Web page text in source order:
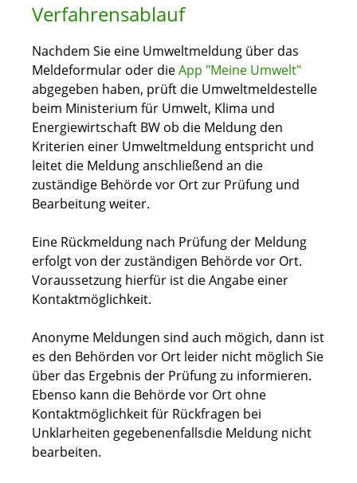
Verfahrensablauf
Nachdem Sie eine Umweltmeldung über das
Meldeformular oder dieApp "Meine Umwelt"
abgegeben haben, prüft die Umweltmeldestelle
beim Ministerium für Umwelt, Klima und
Energiewirtschaft BW ob die Meldung den
Kriterien einer Umweltmeldung entspricht und
leitet die Meldung anschließend an die
zuständige Behörde vor Ort zur Prüfung und
Bearbeitung weiter.
Eine Rückmeldung nach Prüfung der Meldung
erfolgt von der zuständigen Behörde vor Ort.
Voraussetzung hierfür ist die Angabe einer
Kontaktmöglichkeit.
Anonyme Meldungen sind auch mögich, dann ist
es den Behörden vor Ort leider nicht möglich Sie
über das Ergebnis der Prüfung zu informieren.
Ebenso kann die Behörde vor Ort ohne
Kontaktmöglichkeit für Rückfragen bei
Unklarheiten gegebenenfallsdie Meldung nicht
bearbeiten.